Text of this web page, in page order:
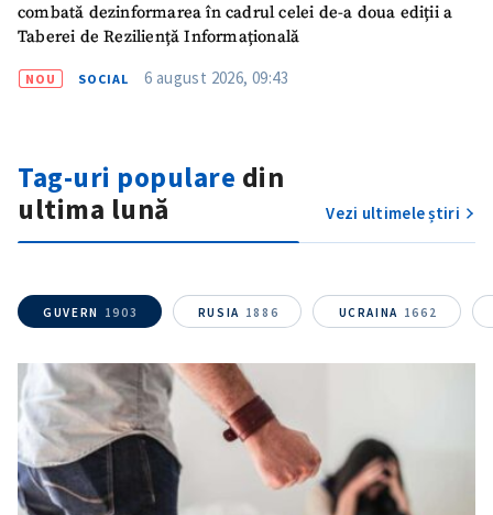
SUSȚINE
combată dezinformarea în cadrul celei de-a doua ediții a
Taberei de Reziliență Informațională
NOU SOCIAL 6 august 2026, 09:43
Tag-uri populare din
ultima lună
Vezi ultimele știri
GUVERN 1903 RUSIA 1886 UCRAINA 1662